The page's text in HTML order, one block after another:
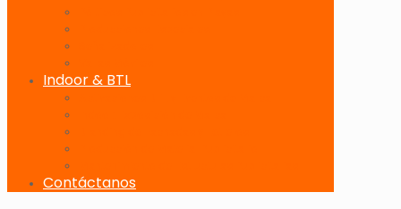
Indoor & BTL
Contáctanos